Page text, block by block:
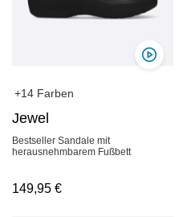
+14 Farben
Jewel
Bestseller Sandale mit
herausnehmbarem Fußbett
149,95 €